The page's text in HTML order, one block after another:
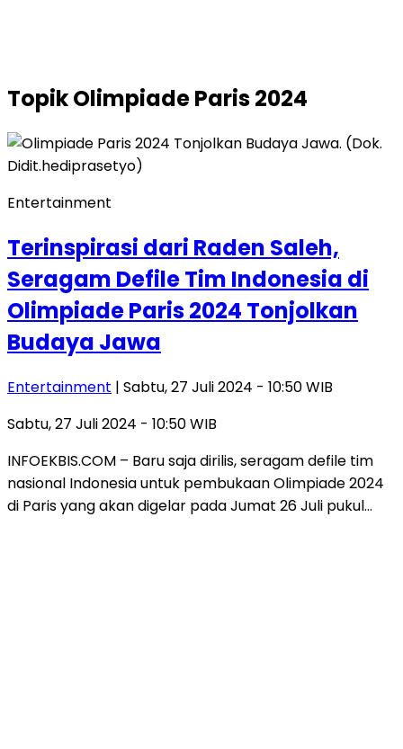
TopikOlimpiade Paris 2024
Entertainment
Terinspirasi dari Raden Saleh,
Seragam Defile Tim Indonesia di
Olimpiade Paris 2024 Tonjolkan
Budaya Jawa
Entertainment | Sabtu, 27 Juli 2024 - 10:50 WIB
Sabtu, 27 Juli 2024 - 10:50 WIB
INFOEKBIS.COM – Baru saja dirilis, seragam defile tim
nasional Indonesia untuk pembukaan Olimpiade 2024
di Paris yang akan digelar pada Jumat 26 Juli pukul…